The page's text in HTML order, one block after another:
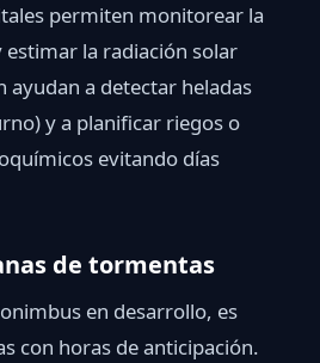
permiten monitorear la
la radiación solar
ayudan a detectar heladas
y a planificar riegos o
evitando días
de tormentas
en desarrollo, es
con horas de anticipación.